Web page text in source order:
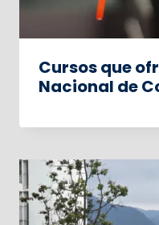
Cursos que
Nacional de